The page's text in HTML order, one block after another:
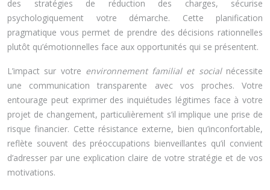
des stratégies de réduction des charges, sécurise
psychologiquement votre démarche. Cette planification
pragmatique vous permet de prendre des décisions rationnelles
plutôt qu’émotionnelles face aux opportunités qui se présentent.
L’impact sur votre environnement familial et socialnécessite
une communication transparente avec vos proches. Votre
entourage peut exprimer des inquiétudes légitimes face à votre
projet de changement, particulièrement s’il implique une prise de
risque financier. Cette résistance externe, bien qu’inconfortable,
reflète souvent des préoccupations bienveillantes qu’il convient
d’adresser par une explication claire de votre stratégie et de vos
motivations.